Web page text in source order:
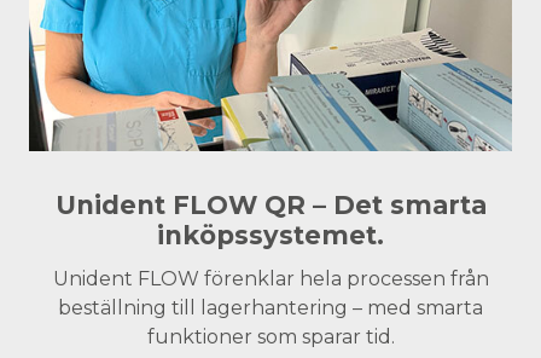
Unident FLOW QR – Det smarta
inköpssystemet.
Unident FLOW förenklar hela processen från
beställning till lagerhantering – med smarta
funktioner som sparar tid.